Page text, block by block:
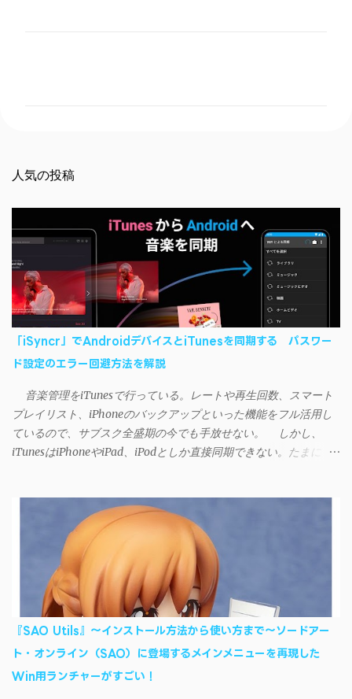
人気の投稿
「iSyncr」でAndroidデバイスとiTunesを同期する パスワー
ド設定のエラー回避方法を解説
音楽管理をiTunesで行っている。レートや再生回数、スマート
プレイリスト、iPhoneのバックアップといった機能をフル活用し
ているので、サブスク全盛期の今でも手放せない。 しかし、
iTunesはiPhoneやiPad、iPodとしか直接同期できない。たまに
ドパーティー製のアプリを PC と Androidデバイス それぞれにイン
ストールすれば、Wi-Fiや USB接続 を通じて同期できるようにな
る。私も 2012年頃にAndroidウォークマン を使い始めた頃から便
利に活用させてもらっていたのだが、2023年現在はiSyncrを使っ
て同期ができないという声を多数見かけるようになった。 具体
的には、PC側のiSyncrアプリで設定したパスワードをAndroidアプ
リに入力しようとすると、入力したパスワードが保存されず、い
つまでたっても再度入力を促されるというもの。 この不具合を
回避するには、次の手順が有効だ。 Androidデバイスの言語を英語
に設定する （念のため）再起動する iSyncrでパスワードを入力す
『SAO Utils』～インストール方法から使い方まで～ソードアー
ト・オンライン（SAO）に登場するメインメニューを再現した
Win用ランチャーがすごい！